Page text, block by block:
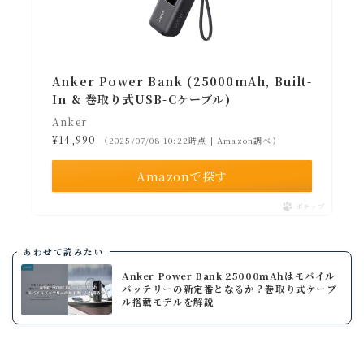
Anker Power Bank (25000mAh, Built-
In & 巻取り式USB-Cケーブル)
Anker
¥14,990
（2025/07/08 10:22時点 | Amazon調べ）
Amazonで探す
ポチップ
あわせて読みたい
Anker Power Bank 25000mAhはモバイル
バッテリーの新定番となるか？巻取り式ケーブ
ル搭載モデルを解説